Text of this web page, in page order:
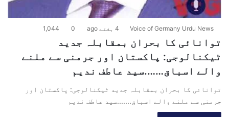
Voice of Germany Urdu News 4 ہفتے ago 0
1,044
توانائی کا بحران بمقابلہ جدید
ٹیکنالوجی: پاکستان اور جرمنی سے ملنے
والے اسباق…….سید عاطف ندیم
توانائی کا بحران بمقابلہ جدید ٹیکنالوجی: پاکستان اور
جرمنی سے ملنے والے اسباق.......سید عاطف ندیم